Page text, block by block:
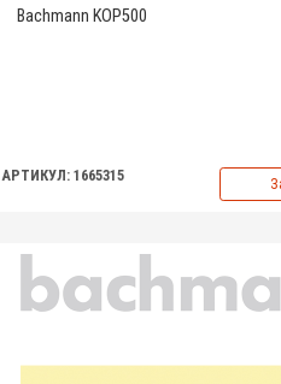
Bachmann KOP500
АРТИКУЛ: 1665315